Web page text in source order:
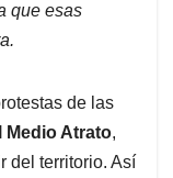
que esas
de las
Medio Atrato,
del territorio. Así